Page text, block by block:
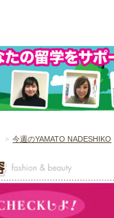
今週のYAMATO NADESHIKO